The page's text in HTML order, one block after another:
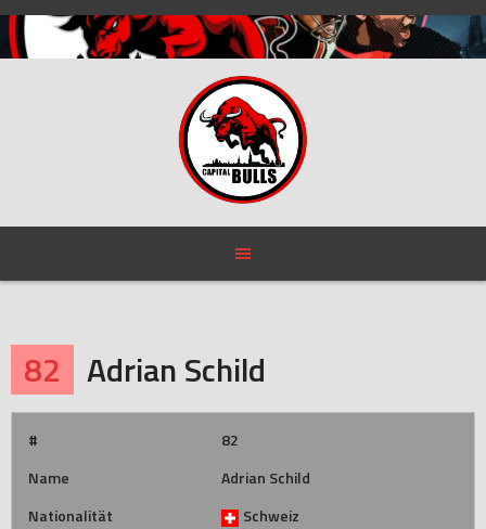
Skip
to
content
82 Adrian Schild
#
82
Name
Adrian Schild
Nationalität
Schweiz